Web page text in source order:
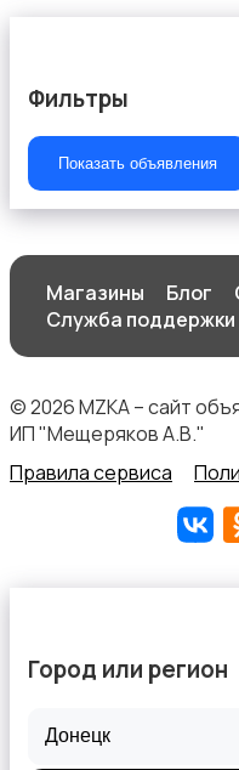
Фильтры
Показать объявления
Магазины Блог
Служба поддержки
© 2026 MZKA – сайт
ИП "Мещеряков А.В."
Правила сервиса
Город или регион